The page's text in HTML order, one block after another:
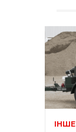
ІНШЕ